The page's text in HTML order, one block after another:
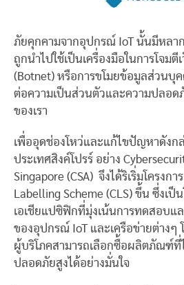
ภัยคุกคามจากอุปกรณ์ IoT นั้นมีหลา
ถูกนำไปใช้เป็นเครื่องมือในการโจม
(Botnet) หรือการขโมยข้อมูลส่วนบุ
ต่อความเป็นส่วนตัวและความปลอ
ของเรา
เพื่ออุดช่องโหว่และแก้ไขปัญหาดังก
ประเทศสิงค์โปรร์ อย่าง
Singapore (CSA) จึงได้ริเริ่มโครงกา
Labelling Scheme (CLS) ขึ้น ซึ่งเป็
เอเชียแปซิฟิกที่มุ่งเน้นการทดสอบแ
ของอุปกรณ์ IoT และเครือข่ายต่างๆ
ผู้บริโภคสามารถเลือกซื้อผลิตภัณฑ์ที่
ปลอดภัยสูงได้อย่างมั่นใจ